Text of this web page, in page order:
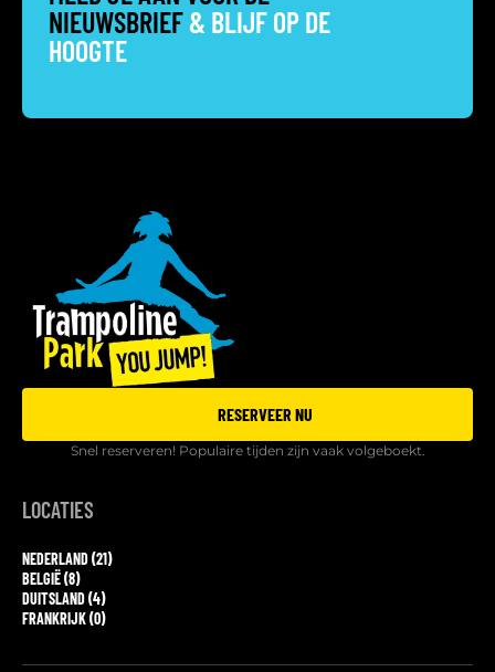
NIEUWSBRIEF& BLIJF OP DE
HOOGTE
RESERVEER NU
Snel reserveren! Populaire tijden zijn vaak volgeboekt.
LOCATIES
NEDERLAND (21)
BELGIË (8)
DUITSLAND (4)
FRANKRIJK (0)